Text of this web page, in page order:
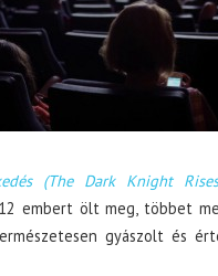
(The Dark Knight
embert ölt meg, többet
gyászolt és